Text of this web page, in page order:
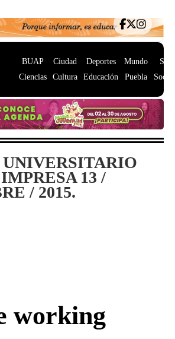
BUAP
Ciencias
Ciudad
Cultura
Deportes
Educación
Mundo
Puebla
13 /
/ 2015.